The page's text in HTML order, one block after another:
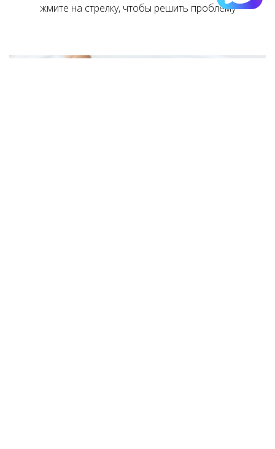
жмите на стрелку, чтобы решить проблему